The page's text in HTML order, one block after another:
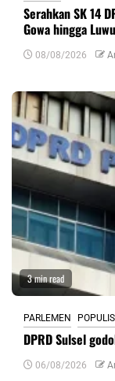
Serahkan SK 14
Gowa hingga Luwu
08/08/2026
3 min read
PARLEMEN POPULIS
DPRD Sulsel
06/08/2026